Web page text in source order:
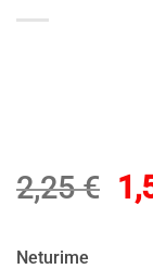
2,25€
Neturime